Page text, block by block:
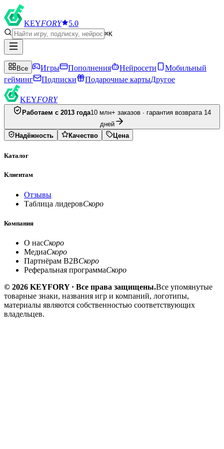
KEYFORY 5.0
⌘K
Все Игры Пополнения Нейросети
Мобильный
гейминг
Подписки Подарочные картыДругое
KEYFORY
Работаем с 2013 года10 млн+ заказов · гарантия возврата 14
дней
Надёжность
Качество Цена
Каталог
Клиентам
Отзывы
Таблица лидеровСкоро
Компания
О насСкоро
МедиаСкоро
Партнёрам B2BСкоро
Реферальная программаСкоро
© 2026 KEYFORY · Все права защищены.Все упомянутые
товарные знаки, названия игр и компаний, логотипы,
материалы являются собственностью соответствующих
владельцев.